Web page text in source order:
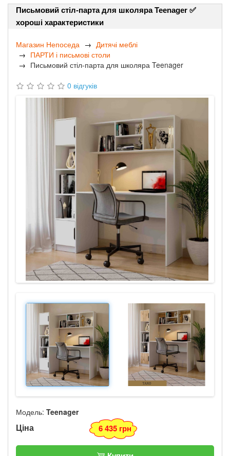
Письмовий стіл-парта для школяра Teenager ✅
хороші характеристики
Магазин Непоседа
Дитячі меблі
ПАРТИ і письмові столи
Письмовий стіл-парта для школяра Teenager
0 відгуків
Модель: Teenager
Ціна 6 435 грн